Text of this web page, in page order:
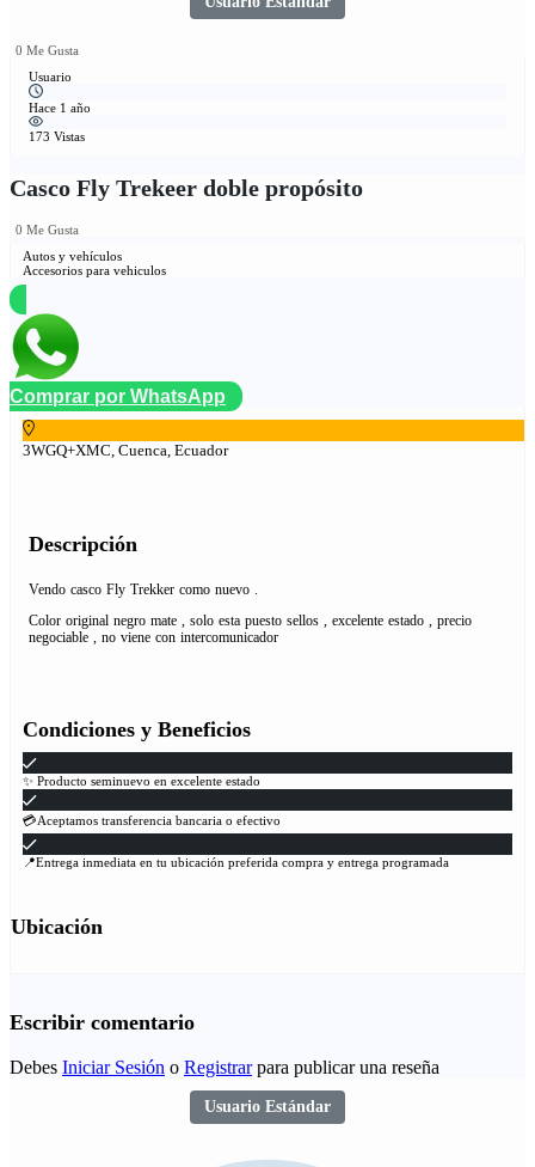
0 Me Gusta
Usuario
Hace 1 año
173 Vistas
Casco Fly Trekeer doble propósito
0 Me Gusta
Autos y vehículos
Accesorios para vehiculos
Comprar por WhatsApp
3WGQ+XMC, Cuenca, Ecuador
Descripción
Vendo casco Fly Trekker como nuevo .
Color original negro mate , solo esta puesto sellos , excelente estado , precio
negociable , no viene con intercomunicador
Condiciones y Beneficios
✨ Producto seminuevo en excelente estado
💳Aceptamos transferencia bancaria o efectivo
📍Entrega inmediata en tu ubicación preferida compra y entrega programada
Ubicación
Escribir comentario
Debes Iniciar Sesión o Registrarpara publicar una reseña
Usuario Estándar